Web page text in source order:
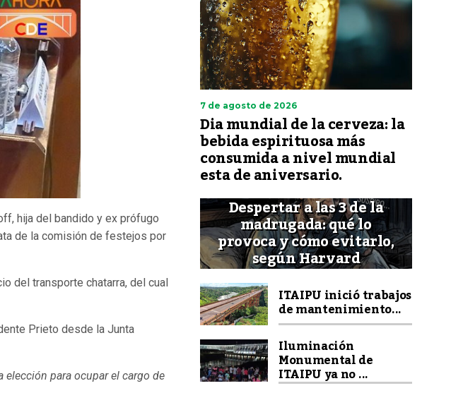
hija del bandido y ex prófugo
de la comisión de festejos por
del transporte chatarra, del cual
Prieto desde la Junta
elección para ocupar el cargo de
7 de agosto de 2026
Dia mundial de la cerveza: la
bebida espirituosa más
consumida a nivel mundial
esta de aniversario.
Despertar a las 3 de la
madrugada: qué lo
provoca y cómo evitarlo,
según Harvard
ITAIPU inició trabajos
de mantenimiento...
Iluminación
Monumental de
ITAIPU ya no ...